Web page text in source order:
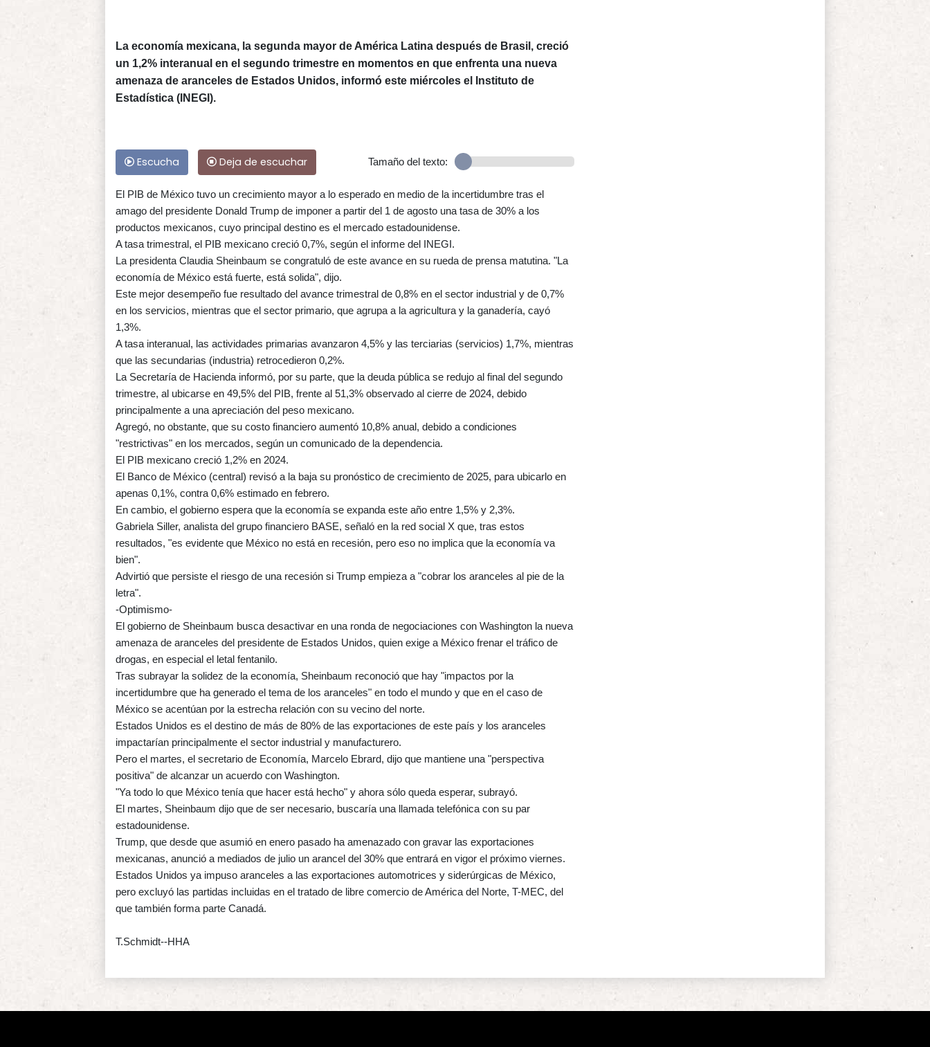
La economía mexicana, la segunda mayor de América Latina después de Brasil, creció
un 1,2% interanual en el segundo trimestre en momentos en que enfrenta una nueva
amenaza de aranceles de Estados Unidos, informó este miércoles el Instituto de
Estadística (INEGI).
Escucha Deja de escuchar Tamaño del texto:
El PIB de México tuvo un crecimiento mayor a lo esperado en medio de la incertidumbre tras el
amago del presidente Donald Trump de imponer a partir del 1 de agosto una tasa de 30% a los
productos mexicanos, cuyo principal destino es el mercado estadounidense.
A tasa trimestral, el PIB mexicano creció 0,7%, según el informe del INEGI.
La presidenta Claudia Sheinbaum se congratuló de este avance en su rueda de prensa matutina. "La
economía de México está fuerte, está solida", dijo.
Este mejor desempeño fue resultado del avance trimestral de 0,8% en el sector industrial y de 0,7%
en los servicios, mientras que el sector primario, que agrupa a la agricultura y la ganadería, cayó
1,3%.
A tasa interanual, las actividades primarias avanzaron 4,5% y las terciarias (servicios) 1,7%, mientras
que las secundarias (industria) retrocedieron 0,2%.
La Secretaría de Hacienda informó, por su parte, que la deuda pública se redujo al final del segundo
trimestre, al ubicarse en 49,5% del PIB, frente al 51,3% observado al cierre de 2024, debido
principalmente a una apreciación del peso mexicano.
Agregó, no obstante, que su costo financiero aumentó 10,8% anual, debido a condiciones
"restrictivas" en los mercados, según un comunicado de la dependencia.
El PIB mexicano creció 1,2% en 2024.
El Banco de México (central) revisó a la baja su pronóstico de crecimiento de 2025, para ubicarlo en
apenas 0,1%, contra 0,6% estimado en febrero.
En cambio, el gobierno espera que la economía se expanda este año entre 1,5% y 2,3%.
Gabriela Siller, analista del grupo financiero BASE, señaló en la red social X que, tras estos
resultados, "es evidente que México no está en recesión, pero eso no implica que la economía va
bien".
Advirtió que persiste el riesgo de una recesión si Trump empieza a "cobrar los aranceles al pie de la
letra".
-Optimismo-
El gobierno de Sheinbaum busca desactivar en una ronda de negociaciones con Washington la nueva
amenaza de aranceles del presidente de Estados Unidos, quien exige a México frenar el tráfico de
drogas, en especial el letal fentanilo.
Tras subrayar la solidez de la economía, Sheinbaum reconoció que hay "impactos por la
incertidumbre que ha generado el tema de los aranceles" en todo el mundo y que en el caso de
México se acentúan por la estrecha relación con su vecino del norte.
Estados Unidos es el destino de más de 80% de las exportaciones de este país y los aranceles
impactarían principalmente el sector industrial y manufacturero.
Pero el martes, el secretario de Economía, Marcelo Ebrard, dijo que mantiene una "perspectiva
positiva" de alcanzar un acuerdo con Washington.
"Ya todo lo que México tenía que hacer está hecho" y ahora sólo queda esperar, subrayó.
El martes, Sheinbaum dijo que de ser necesario, buscaría una llamada telefónica con su par
estadounidense.
Trump, que desde que asumió en enero pasado ha amenazado con gravar las exportaciones
mexicanas, anunció a mediados de julio un arancel del 30% que entrará en vigor el próximo viernes.
Estados Unidos ya impuso aranceles a las exportaciones automotrices y siderúrgicas de México,
pero excluyó las partidas incluidas en el tratado de libre comercio de América del Norte, T-MEC, del
que también forma parte Canadá.
T.Schmidt--HHA